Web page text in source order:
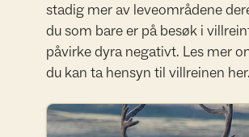
stadig mer av leveområdene
du som bare er på besøk i
påvirke dyra negativt. Les mer
du kan ta hensyn til villreinen her.
Les mer